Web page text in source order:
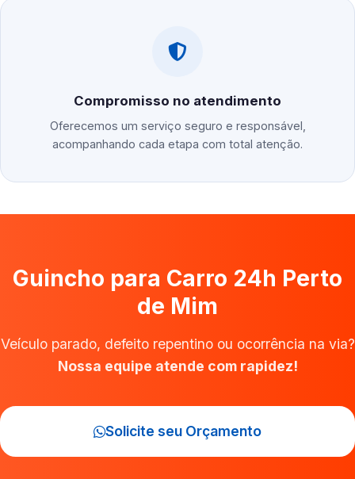
Compromisso no atendimento
Oferecemos um serviço seguro e responsável,
acompanhando cada etapa com total atenção.
Guincho para Carro 24h Perto
de Mim
Veículo parado, defeito repentino ou ocorrência na via?
Nossa equipe atende com rapidez!
Solicite seu Orçamento